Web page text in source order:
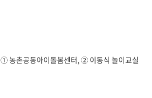
① 농촌공동아이돌봄센터, ② 이동식 놀이교실